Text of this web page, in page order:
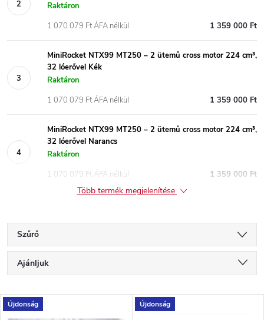
Raktáron
1 359 000 Ft
1 070 079 Ft ÁFA nélkül
MiniRocket NTX99 MT250 – 2 ütemű cross motor 224 cm³,
32 lóerővel Kék
Raktáron
1 359 000 Ft
1 070 079 Ft ÁFA nélkül
MiniRocket NTX99 MT250 – 2 ütemű cross motor 224 cm³,
32 lóerővel Narancs
Raktáron
1 359 000 Ft
1 070 079 Ft ÁFA nélkül
Több termék megjelenítése
Szűrő
T
e
Ajánljuk
Legdrágább
T
Újdonság Újdonság